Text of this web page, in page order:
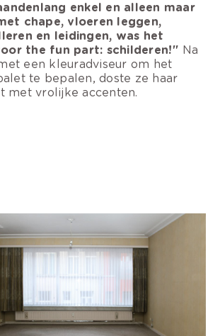
enkel en alleen maar
chape, vloeren leggen,
en leidingen, was het
the fun part: schilderen!" Na
een kleuradviseur om het
te bepalen, doste ze haar
met vrolijke accenten.